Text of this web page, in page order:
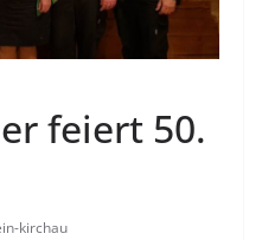
feiert 50.
kirchau